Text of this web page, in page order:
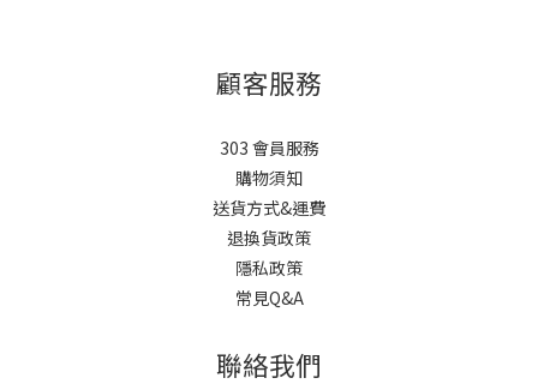
顧客服務
303 會員服務
購物須知
送貨方式&運費
退換貨政策
隱私政策
常見Q&A
聯絡我們